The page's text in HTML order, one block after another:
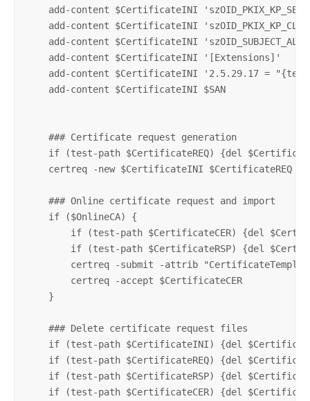
add-content $CertificateINI
add-content $CertificateINI
add-content $CertificateINI
    add-content $CertificateINI '[Extensions]'
add-content $CertificateINI '2.5.29.17 =
    add-content $CertificateINI $SAN
    ### Certificate request generation
if (test-path $CertificateREQ) {del
    certreq -new $CertificateINI $CertificateREQ
    ### Online certificate request and import
    if ($OnlineCA) {
if (test-path $CertificateCER) {del
if (test-path $CertificateRSP) {del
certreq -submit -attrib
        certreq -accept $CertificateCER
    }
    ### Delete certificate request files
if (test-path $CertificateINI) {del
if (test-path $CertificateREQ) {del
if (test-path $CertificateRSP) {del
if (test-path $CertificateCER) {del